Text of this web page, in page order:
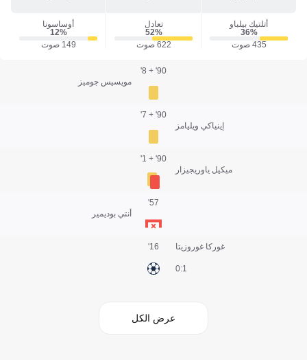
أتلتيك بيلباو
36‎%‎
435 صوت
تعادل
52‎%‎
622 صوت
أوساسونا
12‎%‎
149 صوت
مويسيس جوميز
90' + 8'
إينياكي ويليامز
90' + 7'
ميكيل ياوريجيزار
90' + 1'
أنتي بوديمير
57'
غوركا غوروزيتا
1:0
16'
عرض الكل